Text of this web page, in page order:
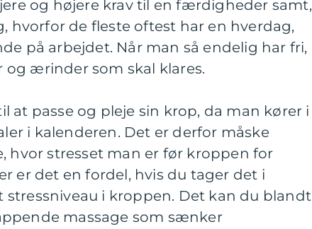
og højere krav til en færdigheder samt,
hvorfor de fleste oftest har en hverdag,
på arbejdet. Når man så endelig har fri,
og ærinder som skal klares.
passe og pleje sin krop, da man kører i
i kalenderen. Det er derfor måske
hvor stresset man er før kroppen for
er det en fordel, hvis du tager det i
i kroppen. Det kan du blandt
massage som sænker